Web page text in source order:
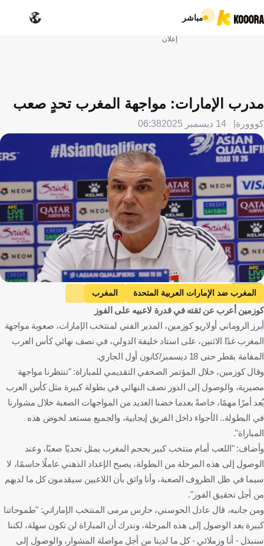
مباشر
إعلان
مدرب الإمارات: مواجهة المغرب تحدٍ صعب
كووورة 14 ديسمبر 2025 06:38
كووورة
المغرب ضد الإمارات العربية المتحدة
المغرب
الإمارات العربية المتحدة
كأس العرب
المغرب
الإمارات العربية المتحدة رومانيا كرة قدم
كوزمين أعرب عن ثقته في قدرة لاعبيه على الفوز
أبرز الروماني أولاريو كوزمين، المدير الفني لمنتخب الإمارات، صعوبة مواجهة
المغرب غدًا الاثنين، على استاد خليفة الدولي، في نصف نهائي كأس العرب
المقامة بقطر حتى 18 ديسمبر/كانون أول الجاري.
وقال كوزمين، خلال المؤتمر الصحفي التقديمي للمباراة: "تنتظرنا مواجهة
مصيرية، والوصول إلى الدور نصف النهائي في بطولة كبيرة مثل كأس العرب
يُعد أمرًا مهمًا، خاصةً بعدما خضنا العديد من المواجهات الصعبة خلال مشوارنا
في البطولة.. الأجواء داخل الفريق إيجابية، والجميع مستعد لخوض هذه
المباراة".
وأضاف: "اللعب أمام منتخب كبير بحجم المغرب يمثل تحديًا صعبًا، وعند
الوصول إلى هذه المرحلة من البطولة، يصبح الإعداد الذهني عاملًا حاسمًا، لا
سيما في ظل الظروف الصعبة، وأنا واثق بأن اللاعبين سيقدمون كل ما لديهم
من أجل تحقيق الفوز".
ومن جانبه، قال عادل الحوسني، حارس مرمى المنتخب الإماراتي: "طموحاتنا
كبيرة بعد الوصول إلى هذه المرحلة، وندرك أن المباراة لن تكون سهلة، لكننا
سنبذل - أنا وزملائي - كل ما لدينا من أجل مواصلة المشوار، والوصول إلى